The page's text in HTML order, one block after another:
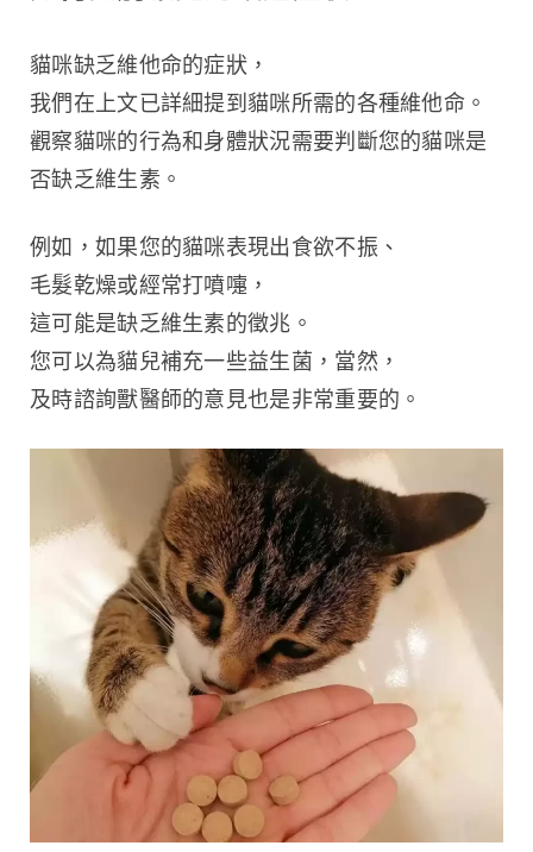
貓咪缺乏維他命的症狀，
我們在上文已詳細提到貓咪所需的各種維他命。
觀察貓咪的行為和身體狀況需要判斷您的貓咪是
否缺乏維生素。
例如，如果您的貓咪表現出食欲不振、
毛髮乾燥或經常打噴嚏，
這可能是缺乏維生素的徵兆。
您可以為貓兒補充一些益生菌，當然，
及時諮詢獸醫師的意見也是非常重要的。